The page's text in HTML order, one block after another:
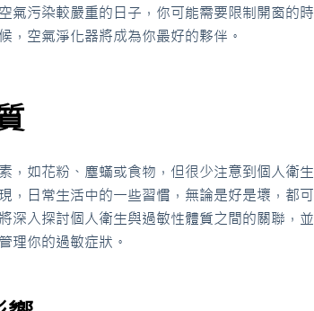
氣污染較嚴重的日子，你可能需要限制開窗的時
，空氣淨化器將成為你最好的夥伴。
，如花粉、塵蟎或食物，但很少注意到個人衛生
，日常生活中的一些習慣，無論是好是壞，都可
深入探討個人衛生與過敏性體質之間的關聯，並
理你的過敏症狀。